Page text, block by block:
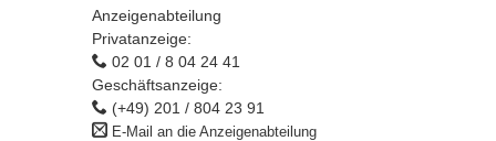
Anzeigenabteilung
Privatanzeige:
02 01 / 8 04 24 41
Geschäftsanzeige:
(+49) 201 / 804 23 91
E-Mail an die Anzeigenabteilung